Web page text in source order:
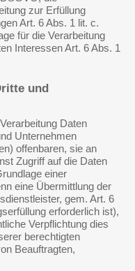
zur Erfüllung
Art. 6 Abs. 1 lit. c.
für die Verarbeitung
Interessen Art. 6 Abs. 1
und
Daten
Unternehmen
offenbaren, sie an
Zugriff auf die Daten
einer
eine Übermittlung der
gem. Art. 6
erforderlich ist),
Verpflichtung dies
berechtigten
Beauftragten,